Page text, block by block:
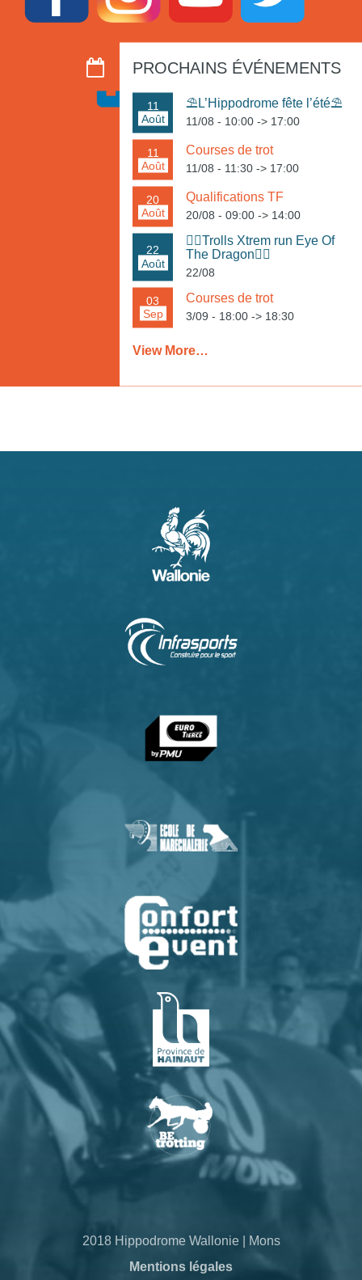
PROCHAINS ÉVÉNEMENTS
Août
11 ⛱️L’Hippodrome fête l’été⛱️
11/08 - 10:00 -> 17:00
Août
11 Courses de trot
11/08 - 11:30 -> 17:00
Août
20 Qualifications TF
20/08 - 09:00 -> 14:00
Août
22
🏃‍♀️Trolls Xtrem run Eye Of
The Dragon🏃‍♂️
22/08
Sep
03 Courses de trot
3/09 - 18:00 -> 18:30
View More…
2018 Hippodrome Wallonie | Mons
Mentions légales